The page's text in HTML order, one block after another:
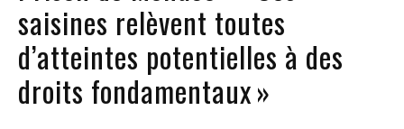
saisines relèvent toutes
d’atteintes potentielles à des
droits fondamentaux »